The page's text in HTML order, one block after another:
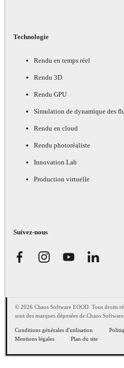
Technologie
Rendu en temps réel
Rendu 3D
Rendu GPU
Simulation de dynamique des
Rendu en cloud
Rendu photoréaliste
Innovation Lab
Production virtuelle
Suivez-nous
© 2026 Chaos Software EOOD. Tous droits
sont des marques déposées de Chaos
Conditions générales d'utilisation
Mentions légales
Plan du site